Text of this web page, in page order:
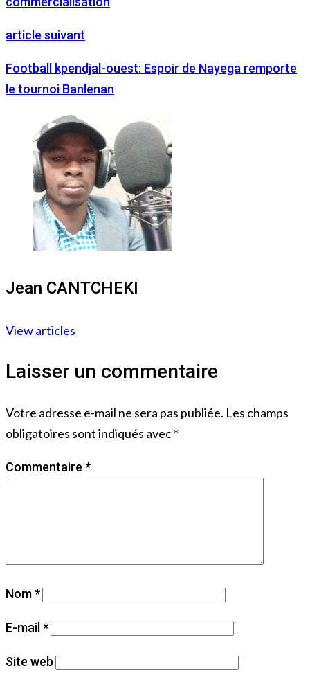
article suivant
Football kpendjal-ouest: Espoir de Nayega remporte
le tournoi Banlenan
Jean CANTCHEKI
View articles
Laisser un commentaire
Votre adresse e-mail ne sera pas publiée. Les champs
obligatoires sont indiqués avec*
Commentaire *
Nom*
E-mail*
Site web